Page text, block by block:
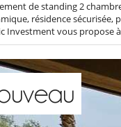
de standing 2
résidence sécurisée,
Investment vous propose